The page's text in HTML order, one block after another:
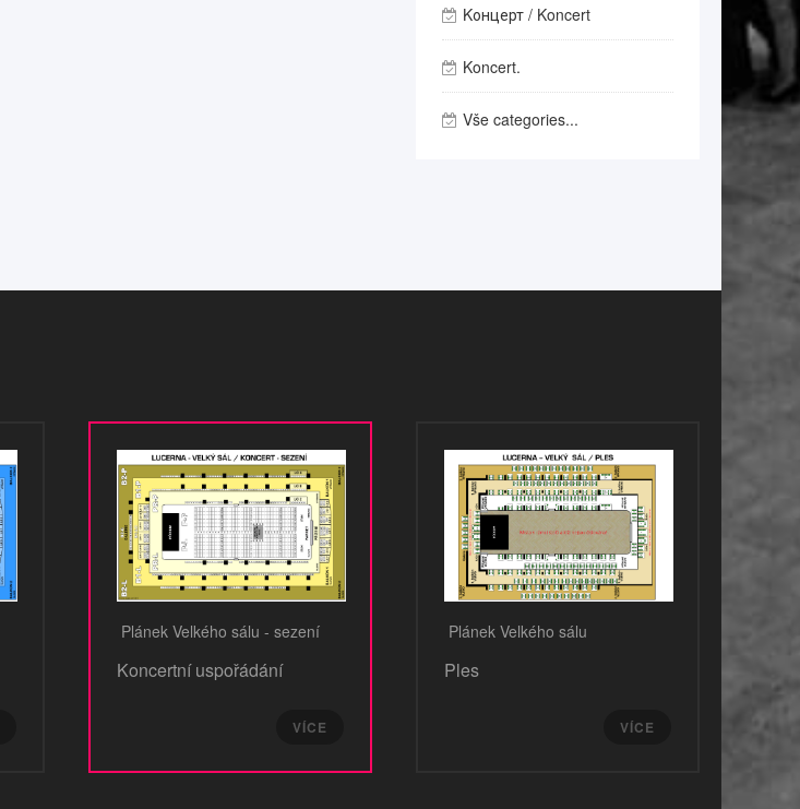
Kонцерт / Koncert
Koncert.
Vše categories...
Plánek Velkého sálu - sezení
Koncertní uspořádání
VÍCE
Plánek Velkého sálu
Ples
VÍCE